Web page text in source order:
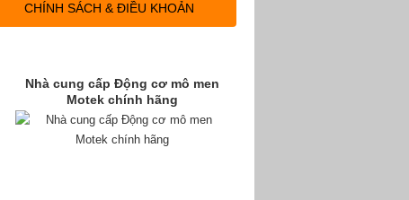
Nhà cung cấp Động cơ mô men
Motek chính hãng
CHÍNH SÁCH & ĐIỀU KHOẢN